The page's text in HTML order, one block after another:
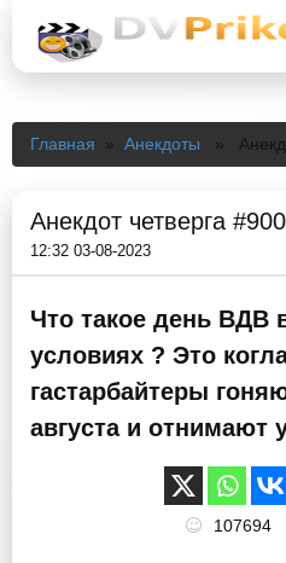
Главная » Анекдоты »
Анекдот четверга
12:32 03-08-2023
Что такое день ВДВ
условиях ? Это
гастарбайтеры
августа и отнимают
107694